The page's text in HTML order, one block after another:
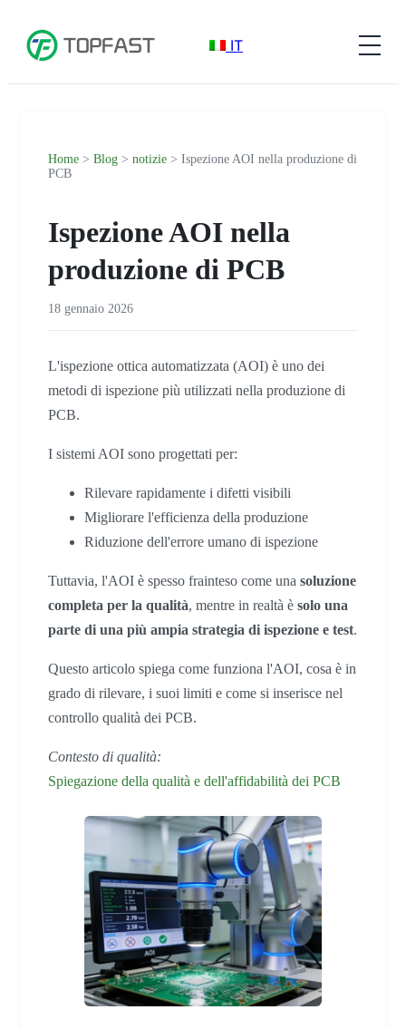
IT
Home > Blog > notizie > Ispezione AOI nella produzione di
PCB
Ispezione AOI nella
produzione di PCB
18 gennaio 2026
L'ispezione ottica automatizzata (AOI) è uno dei
metodi di ispezione più utilizzati nella produzione di
PCB.
I sistemi AOI sono progettati per:
Rilevare rapidamente i difetti visibili
Migliorare l'efficienza della produzione
Riduzione dell'errore umano di ispezione
Tuttavia, l'AOI è spesso frainteso come una soluzione
completa per la qualità, mentre in realtà è solo una
parte di una più ampia strategia di ispezione e test.
Questo articolo spiega come funziona l'AOI, cosa è in
grado di rilevare, i suoi limiti e come si inserisce nel
controllo qualità dei PCB.
Contesto di qualità:
Spiegazione della qualità e dell'affidabilità dei PCB